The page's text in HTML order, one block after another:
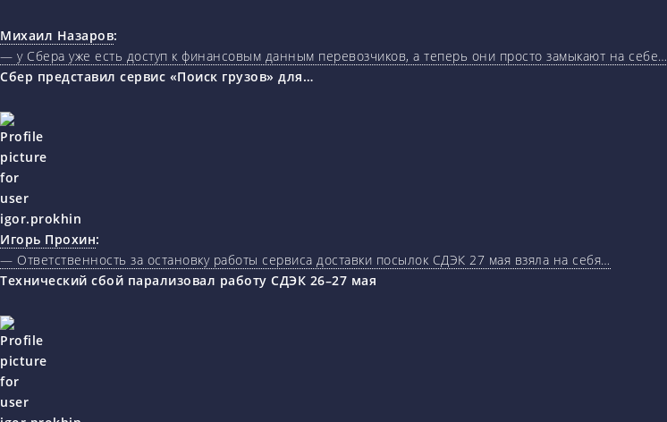
Михаил Назаров:
— у Сбера уже есть доступ к финансовым данным перевозчиков, а теперь они просто замыкают на себе…
Сбер представил сервис «Поиск грузов» для…
Игорь Прохин:
— Ответственность за остановку работы сервиса доставки посылок СДЭК 27 мая взяла на себя…
Технический сбой парализовал работу СДЭК 26–27 мая